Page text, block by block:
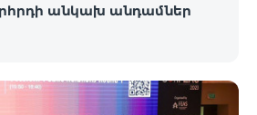
անկախ անդամներ